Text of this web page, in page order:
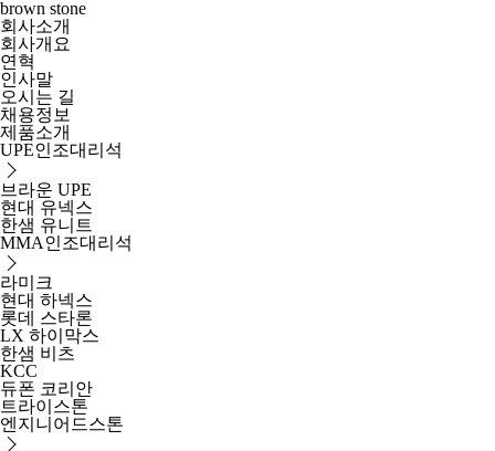
brown stone
회사소개
회사개요
연혁
인사말
오시는 길
채용정보
제품소개
UPE인조대리석
브라운 UPE
현대 유넥스
한샘 유니트
MMA인조대리석
라미크
현대 하넥스
롯데 스타론
LX 하이막스
한샘 비츠
KCC
듀폰 코리안
트라이스톤
엔지니어드스톤